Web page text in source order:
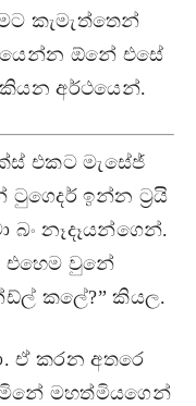
කැමැත්තෙන්
ඕනේ එසේ
අර්ථයෙන්.
එකට මැසේජ්
ටුගෙදර් ඉන්න ට්‍රයි
බං නෑදෑයන්ගෙන්.
එහෙම වුනේ
කලේ?” කියල.
ඒ කරන අතරෙ
මහත්මියගෙන්